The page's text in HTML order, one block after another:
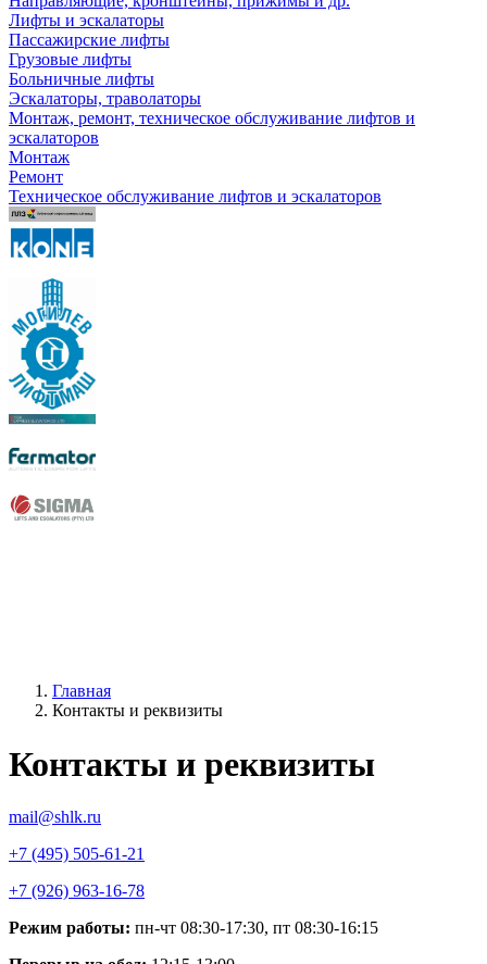
Лифты и эскалаторы
Пассажирские лифты
Грузовые лифты
Больничные лифты
Эскалаторы, траволаторы
Монтаж, ремонт, техническое обслуживание лифтов и
эскалаторов
Монтаж
Ремонт
Техническое обслуживание лифтов и эскалаторов
Главная
Контакты и реквизиты
Контакты и реквизиты
mail@shlk.ru
+7 (495) 505-61-21
+7 (926) 963-16-78
Режим работы: пн-чт 08:30-17:30, пт 08:30-16:15